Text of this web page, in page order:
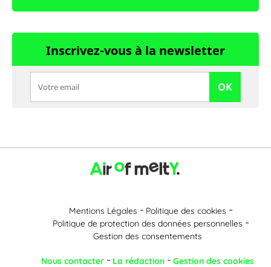
Inscrivez-vous à la newsletter
OK
Mentions Légales
Politique des cookies
Politique de protection des données personnelles
Gestion des consentements
Nous contacter La rédaction Gestion des cookies